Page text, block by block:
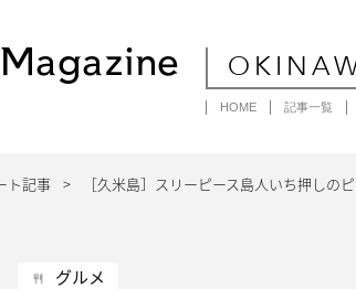
HOME 記事一覧
ト記事 ［久米島］スリーピース島人いち押しの
グルメ